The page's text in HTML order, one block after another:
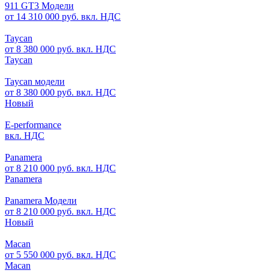
911 GT3 Модели
от 14 310 000 руб. вкл. НДС
Taycan
от 8 380 000 руб. вкл. НДС
Taycan
Taycan модели
от 8 380 000 руб. вкл. НДС
Новый
E-performance
вкл. НДС
Panamera
от 8 210 000 руб. вкл. НДС
Panamera
Panamera Модели
от 8 210 000 руб. вкл. НДС
Новый
Macan
от 5 550 000 руб. вкл. НДС
Macan